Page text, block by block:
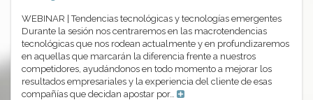
WEBINAR | Tendencias tecnológicas y tecnologías emergentes
Durante la sesión nos centraremos en las macrotendencias
tecnológicas que nos rodean actualmente y en profundizaremos
en aquellas que marcarán la diferencia frente a nuestros
competidores, ayudándonos en todo momento a mejorar los
resultados empresariales y la experiencia del cliente de esas
compañías que decidan apostar por…